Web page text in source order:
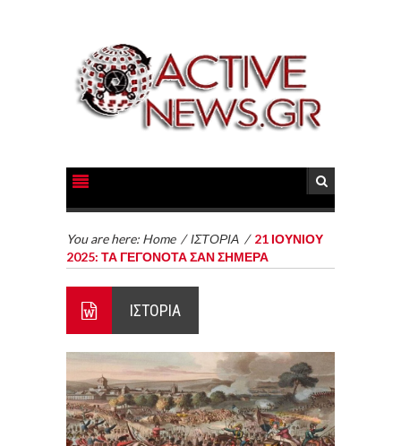
You are here: Home /ΙΣΤΟΡΙΑ / 21 ΙΟΥΝΙΟΥ
2025: ΤΑ ΓΕΓΟΝΟΤΑ ΣΑΝ ΣΗΜΕΡΑ
ΙΣΤΟΡΙΑ